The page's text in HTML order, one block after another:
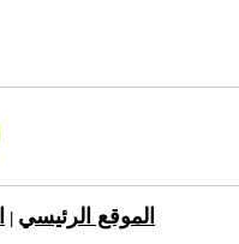
الموقع الرئيسي